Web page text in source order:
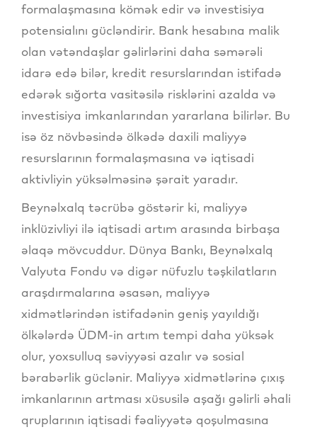
formalaşmasına kömək edir və investisiya
potensialını gücləndirir. Bank hesabına malik
olan vətəndaşlar gəlirlərini daha səmərəli
idarə edə bilər, kredit resurslarından istifadə
edərək sığorta vasitəsilə risklərini azalda və
investisiya imkanlarından yararlana bilirlər. Bu
isə öz növbəsində ölkədə daxili maliyyə
resurslarının formalaşmasına və iqtisadi
aktivliyin yüksəlməsinə şərait yaradır.
Beynəlxalq təcrübə göstərir ki, maliyyə
inklüzivliyi ilə iqtisadi artım arasında birbaşa
əlaqə mövcuddur. Dünya Bankı, Beynəlxalq
Valyuta Fondu və digər nüfuzlu təşkilatların
araşdırmalarına əsasən, maliyyə
xidmətlərindən istifadənin geniş yayıldığı
ölkələrdə ÜDM-in artım tempi daha yüksək
olur, yoxsulluq səviyyəsi azalır və sosial
bərabərlik güclənir. Maliyyə xidmətlərinə çıxış
imkanlarının artması xüsusilə aşağı gəlirli əhali
qruplarının iqtisadi fəaliyyətə qoşulmasına